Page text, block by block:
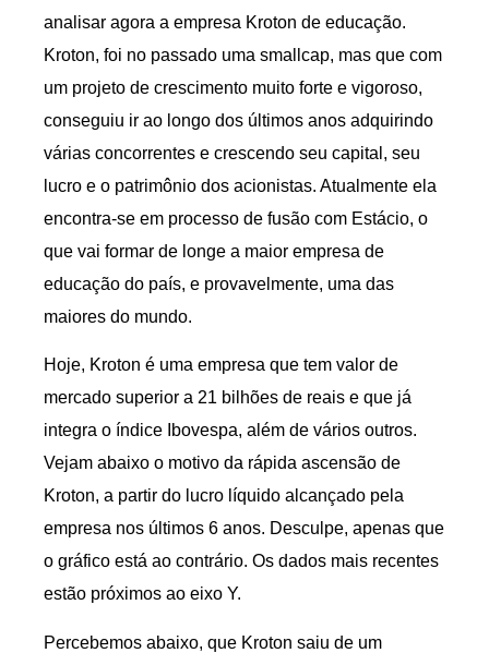
analisar agora a empresa Kroton de educação.
Kroton, foi no passado uma smallcap, mas que com
um projeto de crescimento muito forte e vigoroso,
conseguiu ir ao longo dos últimos anos adquirindo
várias concorrentes e crescendo seu capital, seu
lucro e o patrimônio dos acionistas. Atualmente ela
encontra-se em processo de fusão com Estácio, o
que vai formar de longe a maior empresa de
educação do país, e provavelmente, uma das
maiores do mundo.
Hoje, Kroton é uma empresa que tem valor de
mercado superior a 21 bilhões de reais e que já
integra o índice Ibovespa, além de vários outros.
Vejam abaixo o motivo da rápida ascensão de
Kroton, a partir do lucro líquido alcançado pela
empresa nos últimos 6 anos. Desculpe, apenas que
o gráfico está ao contrário. Os dados mais recentes
estão próximos ao eixo Y.
Percebemos abaixo, que Kroton saiu de um